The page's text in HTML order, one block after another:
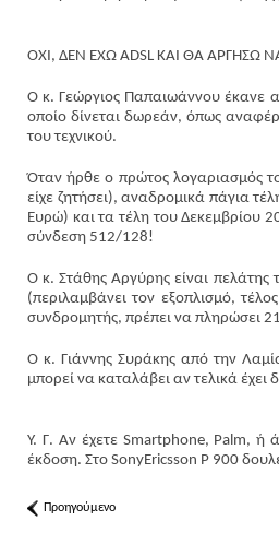
ΟΧΙ, ΔΕΝ ΕΧΩ ADSL ΚΑΙ ΘΑ ΑΡΓΗΣΩ
Ο κ. Γεώργιος Παπαιωάννου έκανε
οποίο δίνεται δωρεάν, όπως
του τεχνικού.
Όταν ήρθε ο πρώτος λογαριασμός
είχε ζητήσει), αναδρομικά πάγια
Ευρώ) και τα τέλη του Δεκεμβρίου
σύνδεση 512/128!
Ο κ. Στάθης Αργύρης είναι πελάτης
(περιλαμβάνει τον εξοπλισμό,
συνδρομητής, πρέπει να πληρώσει
Ο κ. Γιάννης Συράκης από την
μπορεί να καταλάβει αν τελικά έχει
Υ. Γ. Αν έχετε Smartphone, Palm, ή
έκδοση. Στο SonyEricsson P 900
Προηγούμενο